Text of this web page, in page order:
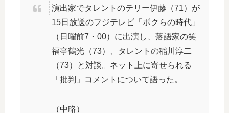
演出家でタレントのテリー伊藤（71）が
15日放送のフジテレビ「ボクらの時代」
（日曜前7・00）に出演し、落語家の笑
福亭鶴光（73）、タレントの稲川淳二
（73）と対談。ネット上に寄せられる
「批判」コメントについて語った。
（中略）